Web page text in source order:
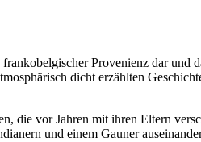
Provenienz dar und
dicht erzählten
die vor Jahren mit ihren Eltern
und einem Gauner